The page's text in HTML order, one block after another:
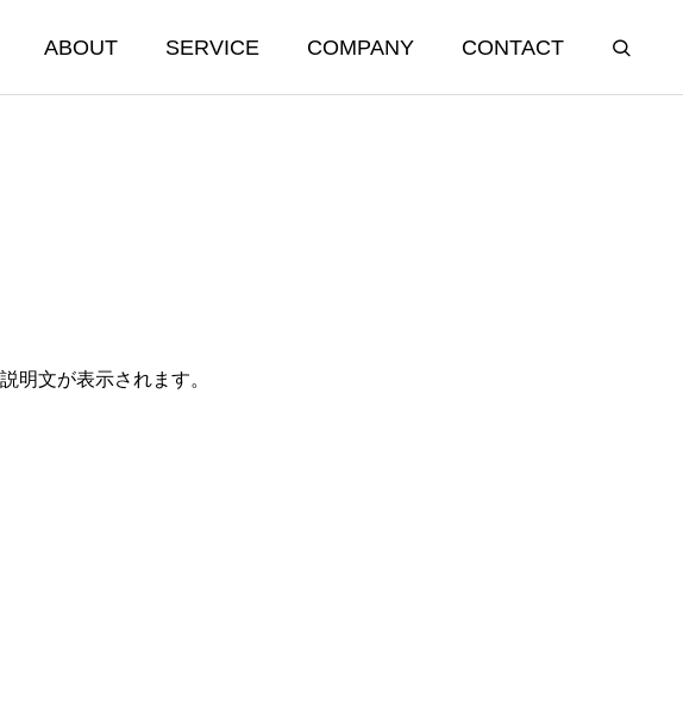
ABOUT SERVICE COMPANY CONTACT
明文が表示されます。